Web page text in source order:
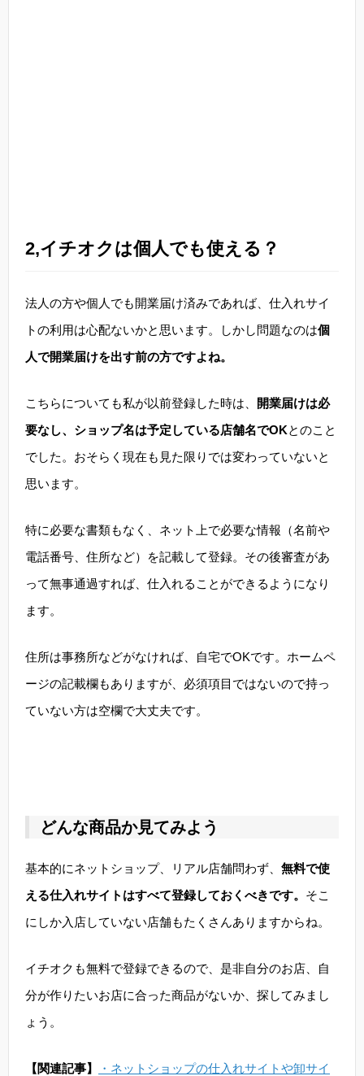
2,イチオクは個人でも使える？
法人の方や個人でも開業届け済みであれば、仕入れサイ
トの利用は心配ないかと思います。しかし問題なのは個
人で開業届けを出す前の方ですよね。
こちらについても私が以前登録した時は、
開業届けは必
要なし、ショップ名は予定している店舗名でOKとのこと
でした。おそらく現在も見た限りでは変わっていないと
思います。
特に必要な書類もなく、ネット上で必要な情報（名前や
電話番号、住所など）を記載して登録。その後審査があ
って無事通過すれば、仕入れることができるようになり
ます。
住所は事務所などがなければ、自宅でOKです。ホームペ
ージの記載欄もありますが、必須項目ではないので持っ
ていない方は空欄で大丈夫です。
どんな商品か見てみよう
基本的にネットショップ、リアル店舗問わず、 無料で使
える仕入れサイトはすべて登録しておくべきです。 そこ
にしか入店していない店舗もたくさんありますからね。
イチオクも無料で登録できるので、是非自分のお店、自
分が作りたいお店に合った商品がないか、探してみまし
ょう。
【関連記事】
・ネットショップの仕入れサイトや卸サイ